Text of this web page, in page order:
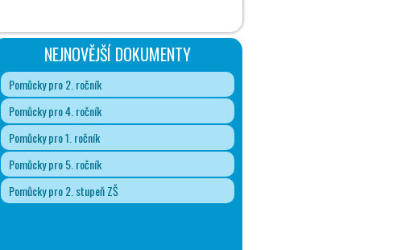
NEJNOVĚJŠÍ DOKUMENTY
Pomůcky pro 2. ročník
Pomůcky pro 4. ročník
Pomůcky pro 1. ročník
Pomůcky pro 5. ročník
Pomůcky pro 2. stupeň ZŠ